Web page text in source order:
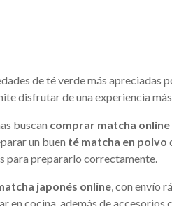
de té verde más
disfrutar de una experiencia
buscan comprar matcha online
un buen té matcha en polvo
para prepararlo correctamente.
japonés online , con envío
en cocina, además de